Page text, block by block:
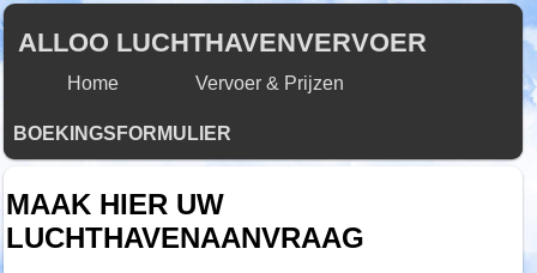
ALLOO LUCHTHAVENVERVOER
Home Vervoer & Prijzen
BOEKINGSFORMULIER
MAAK HIER UW
LUCHTHAVENAANVRAAG